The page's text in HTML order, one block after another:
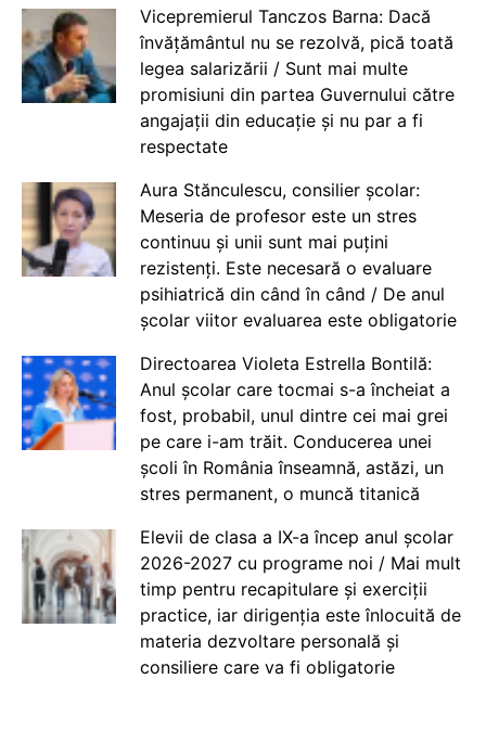
Vicepremierul Tanczos Barna: Dacă
învățământul nu se rezolvă, pică toată
legea salarizării / Sunt mai multe
promisiuni din partea Guvernului către
angajații din educație și nu par a fi
respectate
Aura Stănculescu, consilier școlar:
Meseria de profesor este un stres
continuu și unii sunt mai puțini
rezistenți. Este necesară o evaluare
psihiatrică din când în când / De anul
școlar viitor evaluarea este obligatorie
Directoarea Violeta Estrella Bontilă:
Anul școlar care tocmai s-a încheiat a
fost, probabil, unul dintre cei mai grei
pe care i-am trăit. Conducerea unei
școli în România înseamnă, astăzi, un
stres permanent, o muncă titanică
Elevii de clasa a IX-a încep anul școlar
2026-2027 cu programe noi / Mai mult
timp pentru recapitulare și exerciții
practice, iar dirigenția este înlocuită de
materia dezvoltare personală și
consiliere care va fi obligatorie